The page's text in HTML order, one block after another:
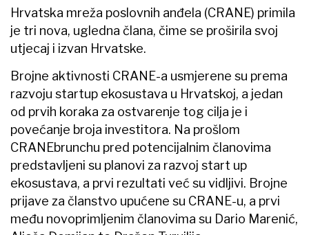
Hrvatska mreža poslovnih anđela (CRANE) primila
je tri nova, ugledna člana, čime se proširila svoj
utjecaj i izvan Hrvatske.
Brojne aktivnosti CRANE-a usmjerene su prema
razvoju startup ekosustava u Hrvatskoj, a jedan
od prvih koraka za ostvarenje tog cilja je i
povećanje broja investitora. Na prošlom
CRANEbrunchu pred potencijalnim članovima
predstavljeni su planovi za razvoj start up
ekosustava, a prvi rezultati već su vidljivi. Brojne
prijave za članstvo upućene su CRANE-u, a prvi
među novoprimljenim članovima su Dario Marenić,